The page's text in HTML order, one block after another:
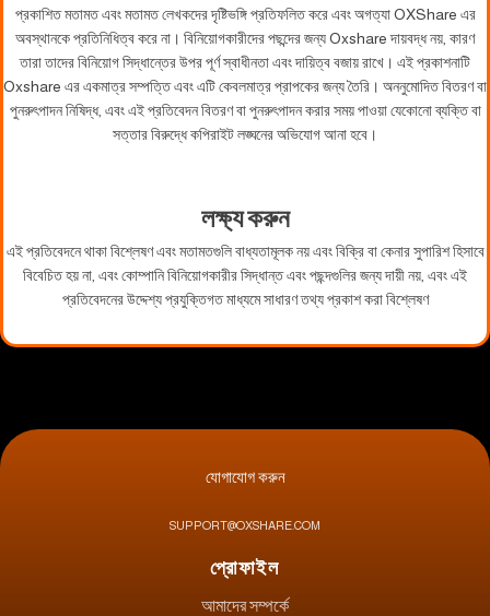
প্রকাশিত মতামত এবং মতামত লেখকদের দৃষ্টিভঙ্গি প্রতিফলিত করে এবং অগত্যা OXShare এর
অবস্থানকে প্রতিনিধিত্ব করে না। বিনিয়োগকারীদের পছন্দের জন্য Oxshare দায়বদ্ধ নয়, কারণ
তারা তাদের বিনিয়োগ সিদ্ধান্তের উপর পূর্ণ স্বাধীনতা এবং দায়িত্ব বজায় রাখে। এই প্রকাশনাটি
Oxshare এর একমাত্র সম্পত্তি এবং এটি কেবলমাত্র প্রাপকের জন্য তৈরি। অননুমোদিত বিতরণ বা
পুনরুৎপাদন নিষিদ্ধ, এবং এই প্রতিবেদন বিতরণ বা পুনরুৎপাদন করার সময় পাওয়া যেকোনো ব্যক্তি বা
সত্তার বিরুদ্ধে কপিরাইট লঙ্ঘনের অভিযোগ আনা হবে।
লক্ষ্য করুন
এই প্রতিবেদনে থাকা বিশ্লেষণ এবং মতামতগুলি বাধ্যতামূলক নয় এবং বিক্রি বা কেনার সুপারিশ হিসাবে
বিবেচিত হয় না, এবং কোম্পানি বিনিয়োগকারীর সিদ্ধান্ত এবং পছন্দগুলির জন্য দায়ী নয়, এবং এই
প্রতিবেদনের উদ্দেশ্য প্রযুক্তিগত মাধ্যমে সাধারণ তথ্য প্রকাশ করা বিশ্লেষণ
যোগাযোগ করুন
SUPPORT@OXSHARE.COM
প্রোফাইল
আমাদের সম্পর্কে